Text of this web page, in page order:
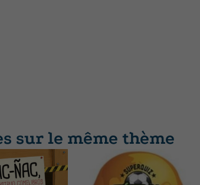
sur le même thème